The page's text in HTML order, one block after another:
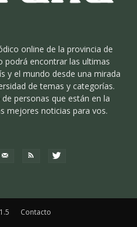
online de la provincia de
podrá encontrar las ultimas
y el mundo desde una mirada
de temas y categorías.
personas que están en la
mejores noticias para vos.
Contacto